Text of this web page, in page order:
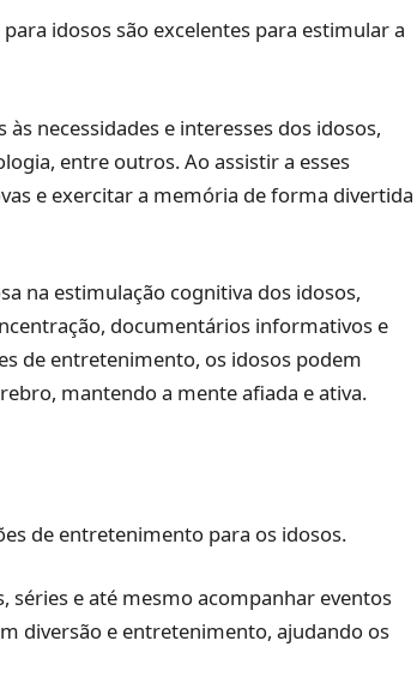
idosos são excelentes para estimular a
necessidades e interesses dos idosos,
entre outros. Ao assistir a esses
e exercitar a memória de forma divertida
na estimulação cognitiva dos idosos,
documentários informativos e
de entretenimento, os idosos podem
mantendo a mente afiada e ativa.
de entretenimento para os idosos.
séries e até mesmo acompanhar eventos
diversão e entretenimento, ajudando os